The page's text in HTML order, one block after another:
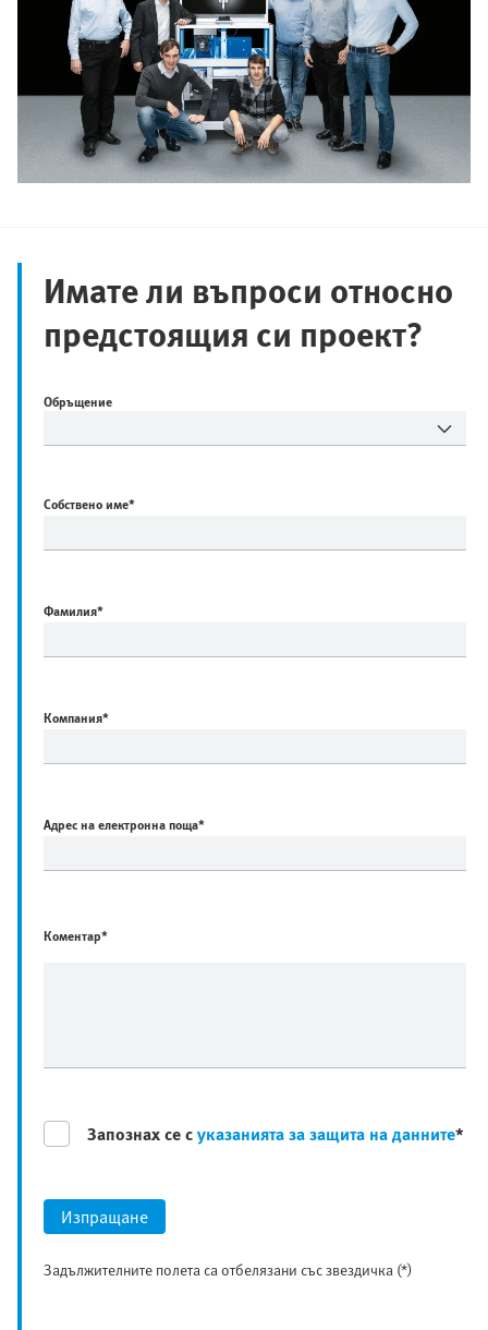
Имате ли въпроси относно
предстоящия си проект?
Обръщение
Собствено име*
Фамилия*
Компания*
Адрес на електронна поща*
Коментар*
Запознах се суказанията за защита на данните*
Изпращане
Задължителните полета са отбелязани със звездичка (*)